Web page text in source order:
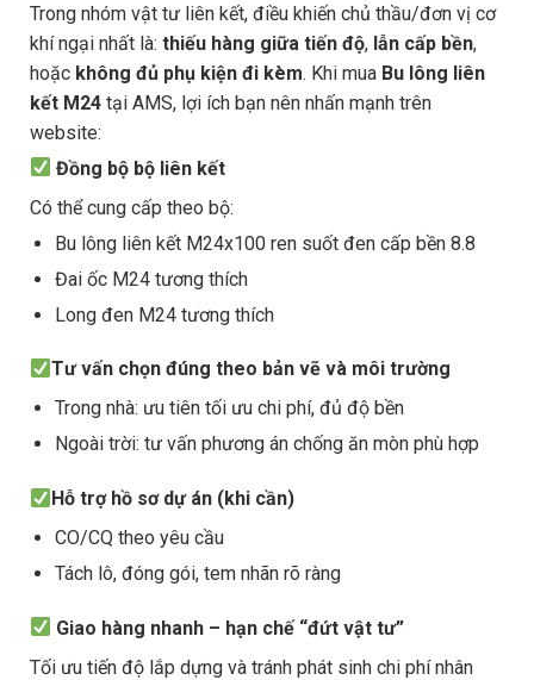
Trong nhóm vật tư liên kết, điều khiến chủ thầu/đơn vị cơ
khí ngại nhất là: thiếu hàng giữa tiến độ, lẫn cấp bền,
hoặc không đủ phụ kiện đi kèm. Khi mua Bu lông liên
kết M24 tại AMS, lợi ích bạn nên nhấn mạnh trên
website:
Đồng bộ bộ liên kết
Có thể cung cấp theo bộ:
Bu lông liên kết M24x100 ren suốt đen cấp bền 8.8
Đai ốc M24 tương thích
Long đen M24 tương thích
Tư vấn chọn đúng theo bản vẽ và môi trường
Trong nhà: ưu tiên tối ưu chi phí, đủ độ bền
Ngoài trời: tư vấn phương án chống ăn mòn phù hợp
Hỗ trợ hồ sơ dự án (khi cần)
CO/CQ theo yêu cầu
Tách lô, đóng gói, tem nhãn rõ ràng
Giao hàng nhanh – hạn chế “đứt vật tư”
Tối ưu tiến độ lắp dựng và tránh phát sinh chi phí nhân